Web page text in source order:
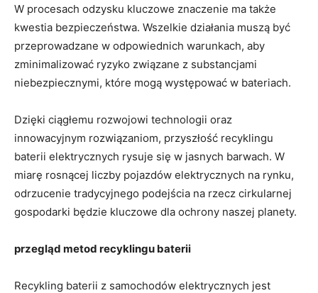
W procesach odzysku kluczowe znaczenie ma także
kwestia⁤ bezpieczeństwa. Wszelkie działania muszą być
przeprowadzane ‌w odpowiednich warunkach, ‌aby
‍zminimalizować ryzyko ​związane z substancjami
niebezpiecznymi, które mogą występować w bateriach.
Dzięki ciągłemu rozwojowi technologii oraz
⁢innowacyjnym⁢ rozwiązaniom, przyszłość recyklingu
‌baterii elektrycznych rysuje się w jasnych barwach. W‍
miarę rosnącej liczby pojazdów elektrycznych na rynku,
odrzucenie tradycyjnego podejścia na rzecz cirkularnej
gospodarki będzie kluczowe dla ochrony naszej planety.
przegląd metod recyklingu baterii
Recykling baterii z samochodów elektrycznych jest